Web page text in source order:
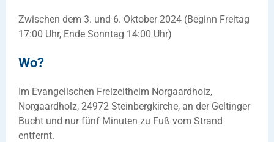
Zwischen dem 3. und 6. Oktober 2024 (Beginn Freitag
17:00 Uhr, Ende Sonntag 14:00 Uhr)
Wo?
Im Evangelischen Freizeitheim Norgaardholz,
Norgaardholz, 24972 Steinbergkirche, an der Geltinger
Bucht und nur fünf Minuten zu Fuß vom Strand
entfernt.